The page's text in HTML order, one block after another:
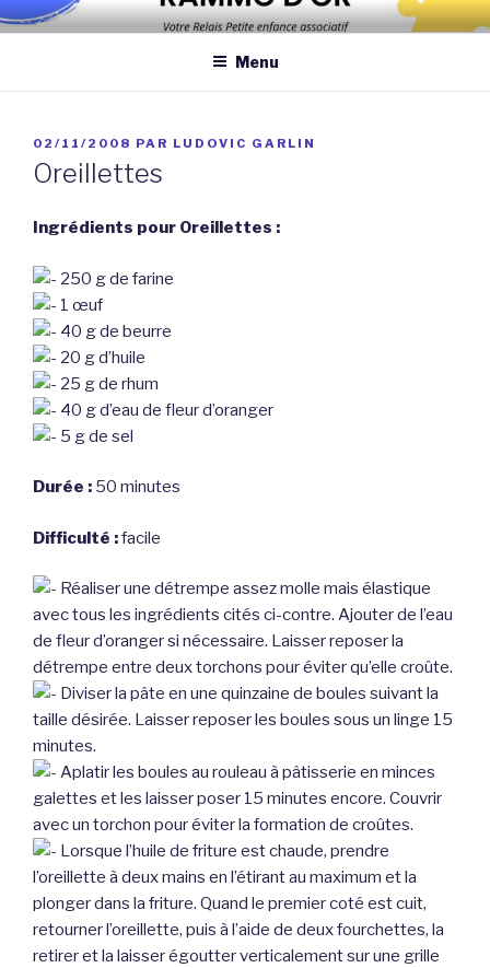
Aller
au
principal
Association qui a pour objectif d’améliorer les conditions et la
assistantes maternelles et/ou au domicile des parents
Menu
PUBLIÉ
LE
02/11/2008 PAR LUDOVIC GARLIN
Oreillettes
Ingrédients pour Oreillettes :
250 g de farine
1 œuf
40 g de beurre
20 g d’huile
25 g de rhum
40 g d’eau de fleur d’oranger
5 g de sel
Durée : 50 minutes
Difficulté :facile
Réaliser une détrempe assez molle mais élastique
avec tous les ingrédients cités ci-contre. Ajouter de l’eau
de fleur d’oranger si nécessaire. Laisser reposer la
détrempe entre deux torchons pour éviter qu’elle croûte.
Diviser la pâte en une quinzaine de boules suivant la
taille désirée. Laisser reposer les boules sous un linge 15
minutes.
Aplatir les boules au rouleau à pâtisserie en minces
galettes et les laisser poser 15 minutes encore. Couvrir
avec un torchon pour éviter la formation de croûtes.
Lorsque l’huile de friture est chaude, prendre
l’oreillette à deux mains en l’étirant au maximum et la
plonger dans la friture. Quand le premier coté est cuit,
retourner l’oreillette, puis à l’aide de deux fourchettes, la
retirer et la laisser égoutter verticalement sur une grille